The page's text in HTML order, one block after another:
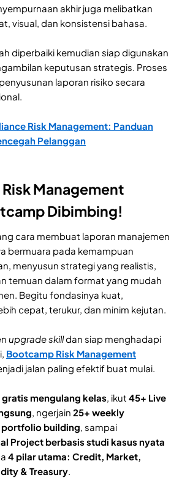
akhir juga melibatkan
visual, dan konsistensi bahasa.
diperbaiki kemudian siap digunakan
keputusan strategis. Proses
laporan risiko secara
Risk Management: Panduan
Pelanggan
Management
Dibimbing!
cara membuat laporan manajemen
bermuara pada kemampuan
menyusun strategi yang realistis,
temuan dalam format yang mudah
Begitu fondasinya kuat,
cepat, terukur, dan minim kejutan.
upgrade skilldan siap menghadapi
Bootcamp Risk Management
jalan paling efektif buat mulai.
gratis mengulang kelas, ikut 45+ Live
, ngerjain 25+ weekly
portfolio building, sampai
Project berbasis studi kasus nyata
4 pilar utama: Credit, Market,
& Treasury.